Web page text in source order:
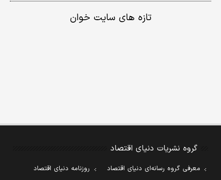
تازه های سایت خوان
گروه نشریات دنیای اقتصاد
معرفی گروه رسانه‌ای دنیای اقتصاد
روزنامه دنیای اقتصاد